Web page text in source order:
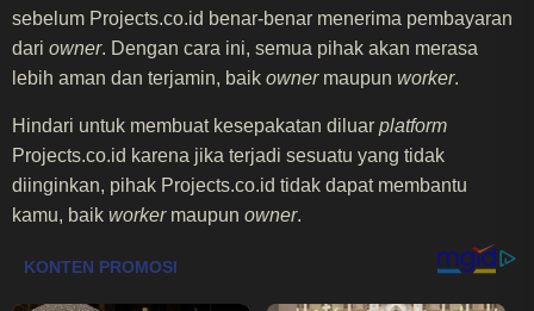
sebelum Projects.co.id benar-benar menerima pembayaran
dari owner. Dengan cara ini, semua pihak akan merasa
lebih aman dan terjamin, baik ownermaupun worker.
Hindari untuk membuat kesepakatan diluar platform
Projects.co.id karena jika terjadi sesuatu yang tidak
diinginkan, pihak Projects.co.id tidak dapat membantu
kamu, baik workermaupun owner.